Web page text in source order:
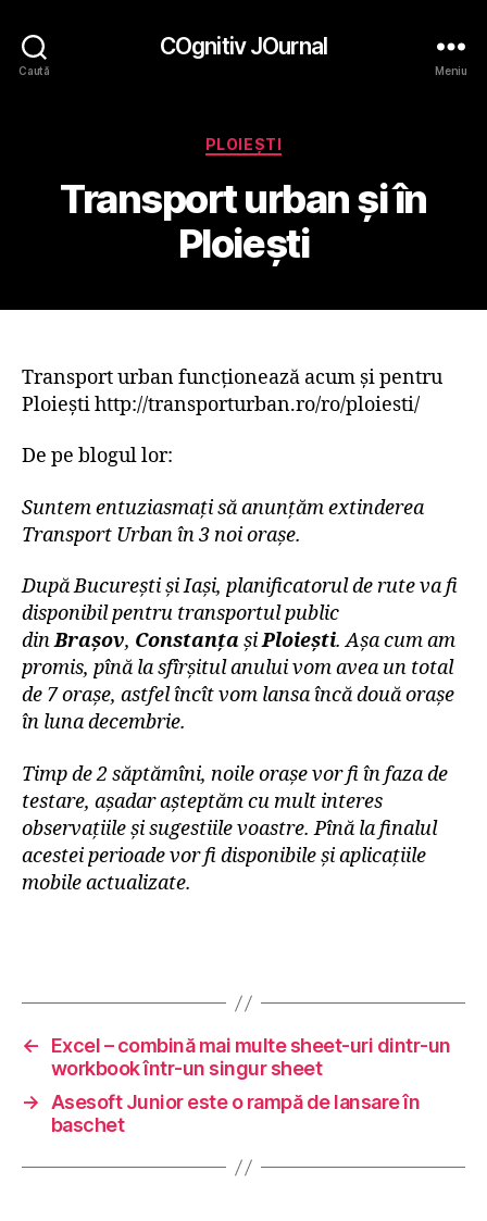
Caută
COgnitiv JOurnal
Meniu
Categorii
PLOIEŞTI
Transport urban şi în
Ploieşti
Transport urban funcţionează acum şi pentru
Ploieşti http://transporturban.ro/ro/ploiesti/
De pe blogul lor:
Suntem entuziasmaţi să anunţăm extinderea
Transport Urban în 3 noi oraşe.
După Bucureşti şi Iaşi, planificatorul de rute va fi
disponibil pentru transportul public
dinBraşov, ConstanţaşiPloieşti. Aşa cum am
promis, pînă la sfîrşitul anului vom avea un total
de 7 oraşe, astfel încît vom lansa încă două oraşe
în luna decembrie.
Timp de 2 săptămîni, noile oraşe vor fi în faza de
testare, aşadar aşteptăm cu mult interes
observaţiile şi sugestiile voastre. Pînă la finalul
acestei perioade vor fi disponibile și aplicațiile
mobile actualizate.
←
Excel – combină mai multe sheet-uri dintr-un
workbook într-un singur sheet
→
Asesoft Junior este o rampă de lansare în
baschet